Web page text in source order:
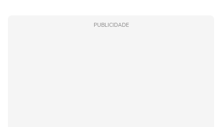
PUBLICIDADE